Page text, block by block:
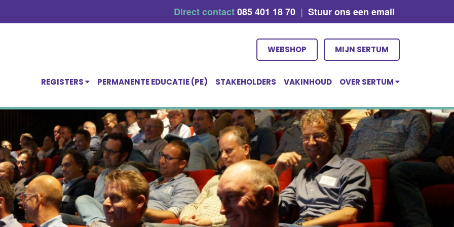
Direct contact085 401 18 70 | Stuur ons een email
WEBSHOP MIJN SERTUM
REGISTERS PERMANENTE EDUCATIE (PE) STAKEHOLDERS VAKINHOUD OVER SERTUM